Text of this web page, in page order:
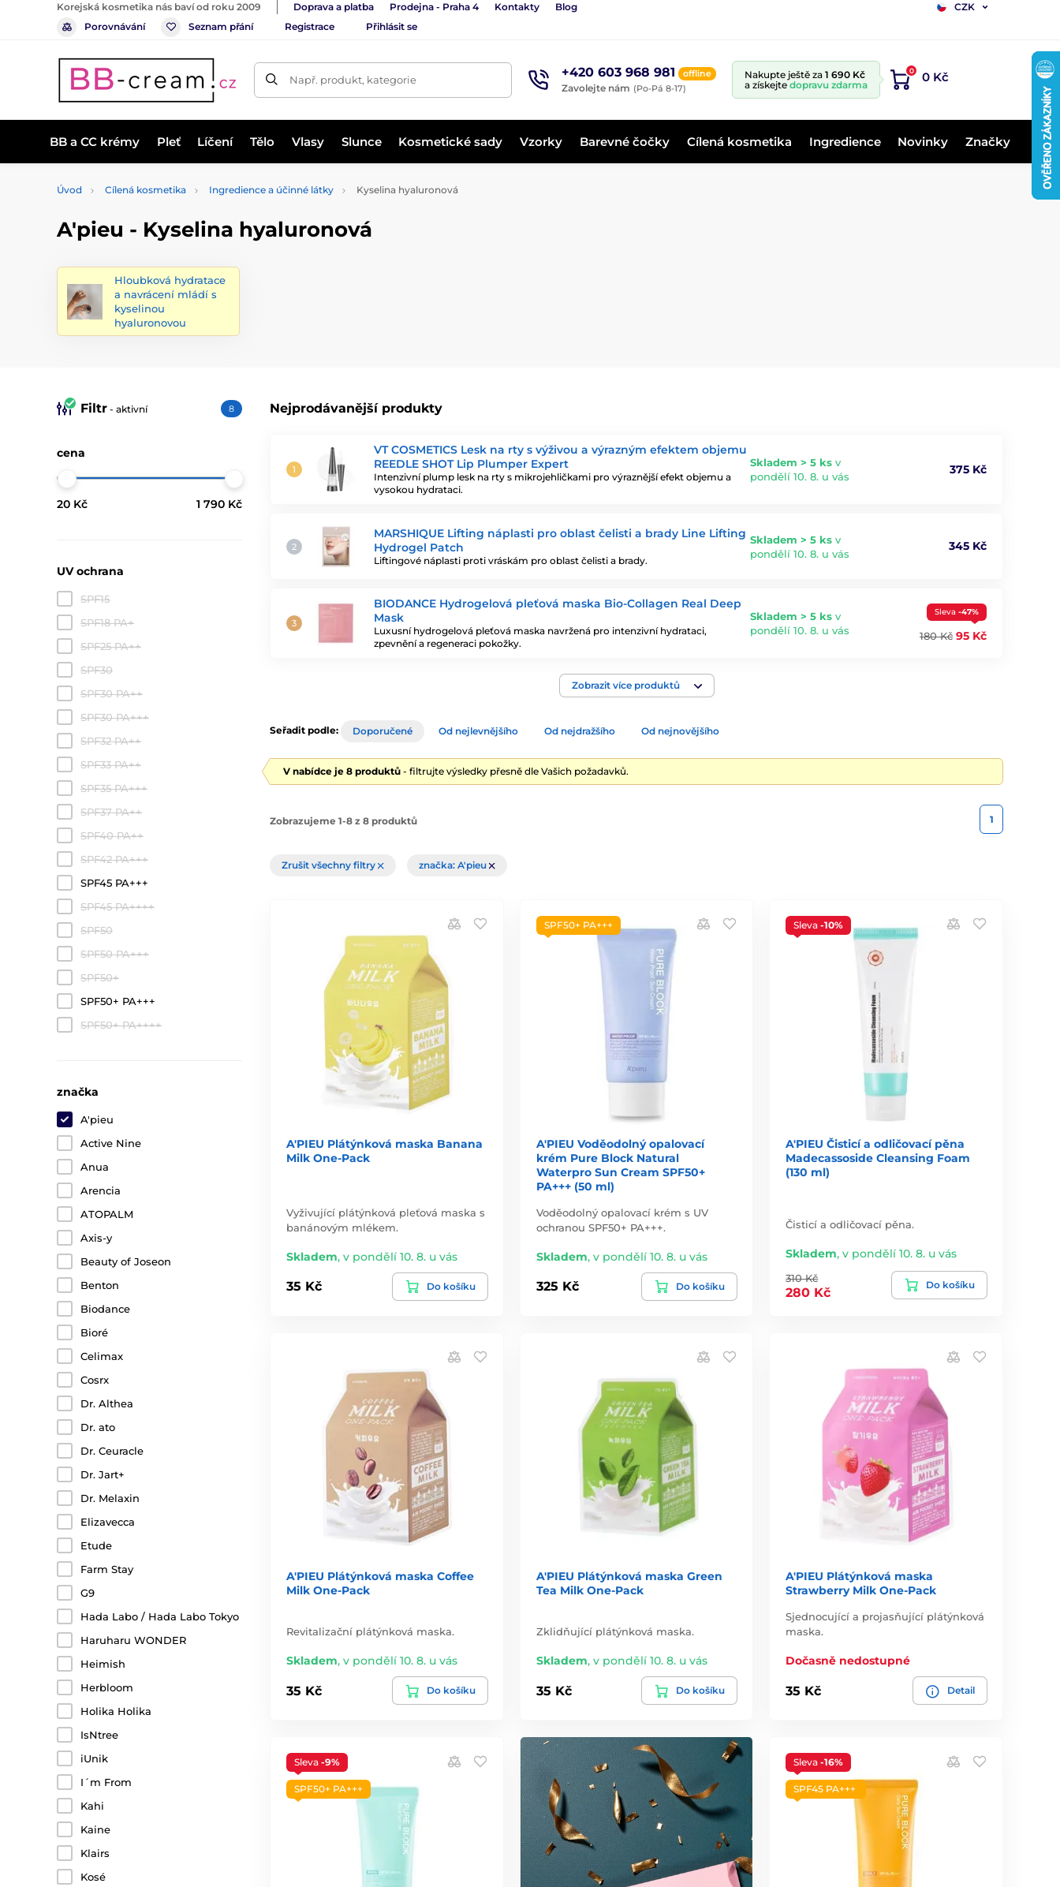
Korejská kosmetika nás baví od roku 2009 Doprava a platba Prodejna - Praha 4 Kontakty Blog
CZK
Porovnávání
Seznam přání Registrace Přihlásit se
Např. produkt, kategorie +420 603 968 981 offline
Zavolejte nám (Po-Pá 8-17)
Nakupte ještě za 1 690 Kč
a získejte dopravu zdarma
0 0 Kč
BB a CC krémy Pleť Líčení Tělo Vlasy Slunce Kosmetické sady Vzorky Barevné čočky Cílená kosmetika Ingredience Novinky Značky
Úvod Cílená kosmetika Ingredience a účinné látky Kyselina hyaluronová
A'pieu - Kyselina hyaluronová
Hloubková hydratace
a navrácení mládí s
kyselinou
hyaluronovou
Nejprodávanější produkty
VT COSMETICS Lesk na rty s výživou a výrazným efektem objemu
REEDLE SHOT Lip Plumper Expert
Intenzivní plump lesk na rty s mikrojehličkami pro výraznější efekt objemu a
vysokou hydrataci.
Skladem > 5 ks v
pondělí 10. 8. u vás
375 Kč
MARSHIQUE Lifting náplasti pro oblast čelisti a brady Line Lifting
Hydrogel Patch
Liftingové náplasti proti vráskám pro oblast čelisti a brady.
Skladem > 5 ks v
pondělí 10. 8. u vás
345 Kč
BIODANCE Hydrogelová pleťová maska Bio-Collagen Real Deep
Mask
Luxusní hydrogelová pleťová maska navržená pro intenzivní hydrataci,
zpevnění a regeneraci pokožky.
Skladem > 5 ks v
pondělí 10. 8. u vás
Sleva -47%
180 Kč 95 Kč
Zobrazit více produktů
Filtr - aktivní 8
cena
20 Kč 1 790 Kč
UV ochrana
SPF15
SPF18 PA+
SPF25 PA++
SPF30
SPF30 PA++
SPF30 PA+++
SPF32 PA++
SPF33 PA++
SPF35 PA+++
SPF37 PA++
SPF40 PA++
SPF42 PA+++
SPF45 PA+++
SPF45 PA++++
SPF50
SPF50 PA+++
SPF50+
SPF50+ PA+++
SPF50+ PA++++
značka
A'pieu
Active Nine
Anua
Arencia
ATOPALM
Axis-y
Beauty of Joseon
Benton
Biodance
Bioré
Celimax
Cosrx
Dr. Althea
Dr. ato
Dr. Ceuracle
Dr. Jart+
Dr. Melaxin
Elizavecca
Etude
Farm Stay
G9
Hada Labo / Hada Labo Tokyo
Haruharu WONDER
Heimish
Herbloom
Holika Holika
IsNtree
iUnik
I´m From
Kahi
Kaine
Klairs
Kosé
Seřadit podle: Doporučené Od nejlevnějšího Od nejdražšího Od nejnovějšího
V nabídce je 8 produktů - filtrujte výsledky přesně dle Vašich požadavků.
Zobrazujeme 1-8 z 8 produktů 1
Zrušit všechny filtry značka: A'pieu
A'PIEU Plátýnková maska Banana
Milk One-Pack
Vyživující plátýnková pleťová maska s
banánovým mlékem.
Skladem, v pondělí 10. 8. u vás
35 Kč Do košíku
SPF50+ PA+++
A'PIEU Voděodolný opalovací
krém Pure Block Natural
Waterpro Sun Cream SPF50+
PA+++ (50 ml)
Voděodolný opalovací krém s UV
ochranou SPF50+ PA+++.
Skladem, v pondělí 10. 8. u vás
325 Kč Do košíku
Sleva-10%
A'PIEU Čisticí a odličovací pěna
Madecassoside Cleansing Foam
(130 ml)
Čisticí a odličovací pěna.
Skladem,v pondělí 10. 8. u vás
310 Kč
280 Kč
Do košíku
A'PIEU Plátýnková maska Coffee
Milk One-Pack
Revitalizační plátýnková maska.
Skladem, v pondělí 10. 8. u vás
35 Kč Do košíku
A'PIEU Plátýnková maska Green
Tea Milk One-Pack
Zklidňující plátýnková maska.
Skladem, v pondělí 10. 8. u vás
35 Kč Do košíku
A'PIEU Plátýnková maska
Strawberry Milk One-Pack
Sjednocující a projasňující plátýnková
maska.
Dočasně nedostupné
35 Kč Detail
Sleva -9%
SPF50+ PA+++
Sleva-16%
SPF45 PA+++